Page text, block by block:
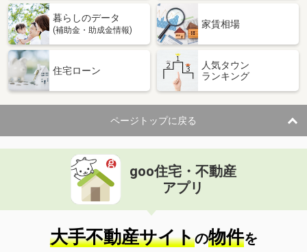
暮らしのデータ
(補助金・助成金情報)
家賃相場
住宅ローン
人気タウン
ランキング
ページトップに戻る
goo住宅・不動産
アプリ
大手不動産サイトの物件を